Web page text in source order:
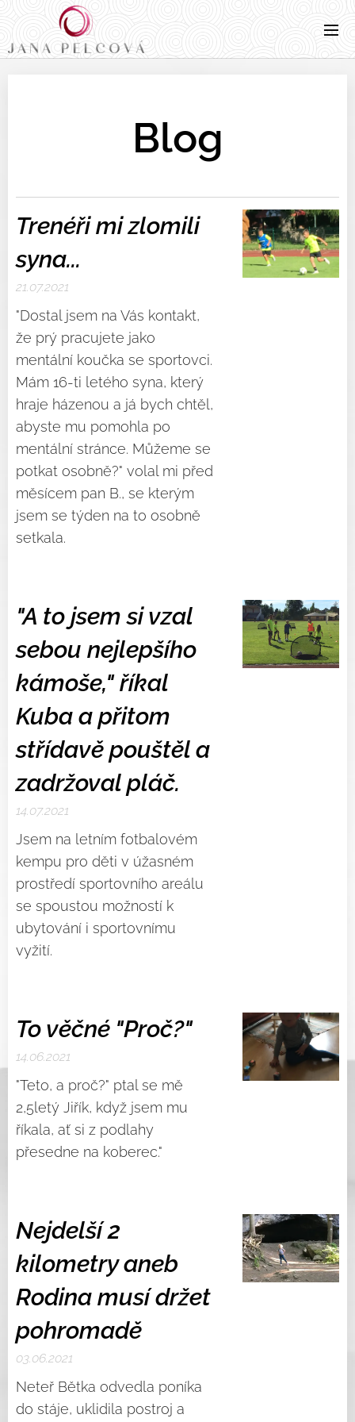
Blog
Trenéři mi zlomili
syna...
21.07.2021
"Dostal jsem na Vás kontakt,
že prý pracujete jako
mentální koučka se sportovci.
Mám 16-ti letého syna, který
hraje házenou a já bych chtěl,
abyste mu pomohla po
mentální stránce. Můžeme se
potkat osobně?" volal mi před
měsícem pan B., se kterým
jsem se týden na to osobně
setkala.
"A to jsem si vzal
sebou nejlepšího
kámoše," říkal
Kuba a přitom
střídavě pouštěl a
zadržoval pláč.
14.07.2021
Jsem na letním fotbalovém
kempu pro děti v úžasném
prostředí sportovního areálu
se spoustou možností k
ubytování i sportovnímu
vyžití.
To věčné "Proč?"
14.06.2021
"Teto, a proč?" ptal se mě
2,5letý Jiřík, když jsem mu
říkala, ať si z podlahy
přesedne na koberec."
Nejdelší 2
kilometry aneb
Rodina musí držet
pohromadě
03.06.2021
Neteř Bětka odvedla poníka
do stáje, uklidila postroj a